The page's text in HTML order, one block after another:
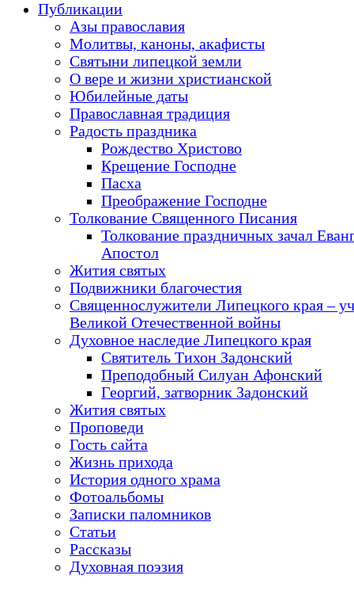
Публикации
Азы православия
Молитвы, каноны, акафисты
Святыни липецкой земли
О вере и жизни христианской
Юбилейные даты
Православная традиция
Радость праздника
Рождество Христово
Крещение Господне
Пасха
Преображение Господне
Толкование Священного Писания
Толкование праздничных зачал
Апостол
Жития святых
Подвижники благочестия
Священнослужители Липецкого края –
Великой Отечественной войны
Духовное наследие Липецкого края
Святитель Тихон Задонский
Преподобный Силуан Афонский
Георгий, затворник Задонский
Жития святых
Проповеди
Гость сайта
Жизнь прихода
История одного храма
Фотоальбомы
Записки паломников
Статьи
Рассказы
Духовная поэзия